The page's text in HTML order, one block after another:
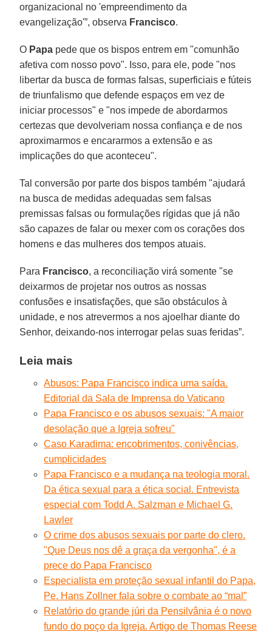
organizacional no 'empreendimento da
evangelização'”, observa Francisco.
O Papa pede que os bispos entrem em "comunhão
afetiva com nosso povo". Isso, para ele, pode "nos
libertar da busca de formas falsas, superficiais e fúteis
de triunfalismo que defende espaços em vez de
iniciar processos" e "nos impede de abordarmos
certezas que devolveriam nossa confiança e de nos
aproximarmos e encararmos a extensão e as
implicações do que aconteceu".
Tal conversão por parte dos bispos também "ajudará
na busca de medidas adequadas sem falsas
premissas falsas ou formulações rígidas que já não
são capazes de falar ou mexer com os corações dos
homens e das mulheres dos tempos atuais.
Para Francisco, a reconciliação virá somente "se
deixarmos de projetar nos outros as nossas
confusões e insatisfações, que são obstáculos à
unidade, e nos atrevermos a nos ajoelhar diante do
Senhor, deixando-nos interrogar pelas suas feridas”.
Leia mais
Abusos: Papa Francisco indica uma saída.
Editorial da Sala de Imprensa do Vaticano
Papa Francisco e os abusos sexuais: "A maior
desolação que a Igreja sofreu"
Caso Karadima: encobrimentos, conivências,
cumplicidades
Papa Francisco e a mudança na teologia moral.
Da ética sexual para a ética social. Entrevista
especial com Todd A. Salzman e Michael G.
Lawler
O crime dos abusos sexuais por parte do clero.
"Que Deus nos dê a graça da vergonha", é a
prece do Papa Francisco
Especialista em proteção sexual infantil do Papa,
Pe. Hans Zollner fala sobre o combate ao “mal”
Relatório do grande júri da Pensilvânia é o novo
fundo do poço da Igreja. Artigo de Thomas Reese